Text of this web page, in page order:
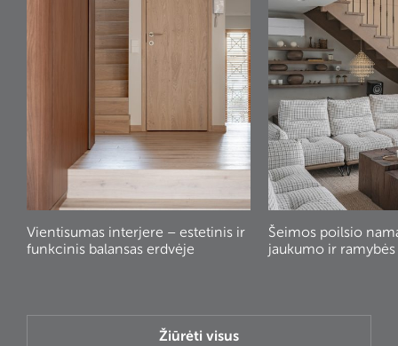
Vientisumas interjere – estetinis ir
funkcinis balansas erdvėje
Šeimos poilsio
jaukumo ir
Žiūrėti visus